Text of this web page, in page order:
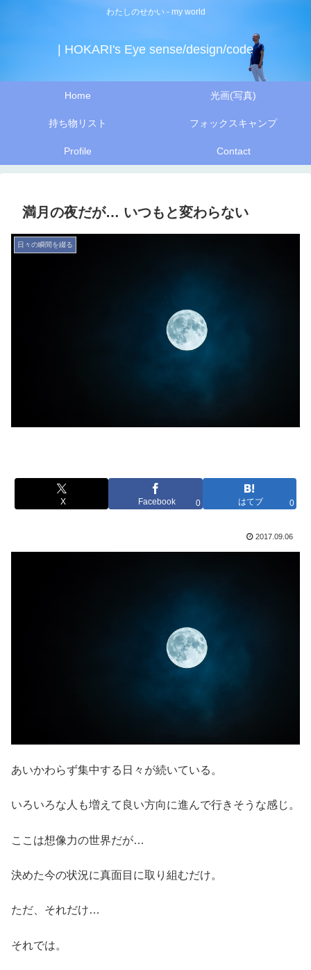
わたしのせかい - my world
| HOKARI's Eye sense/design/code
Home 光画(写真)
持ち物リスト フォックスキャンプ
Profile Contact
満月の夜だが… いつもと変わらない
日々の瞬間を綴る
X Facebook 0 はてブ 0
2017.09.06
あいかわらず集中する日々が続いている。
いろいろな人も増えて良い方向に進んで行きそうな感じ。
ここは想像力の世界だが…
決めた今の状況に真面目に取り組むだけ。
ただ、それだけ…
それでは。